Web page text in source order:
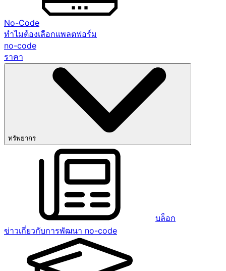
No-Code
ทำไมต้องเลือกแพลตฟอร์ม
no-code
ราคา
ทรัพยากร
บล็อก
ข่าวเกี่ยวกับการพัฒนา no-code